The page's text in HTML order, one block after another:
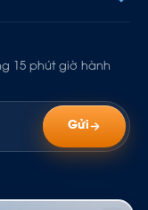
15 phút giờ hành
Gửi